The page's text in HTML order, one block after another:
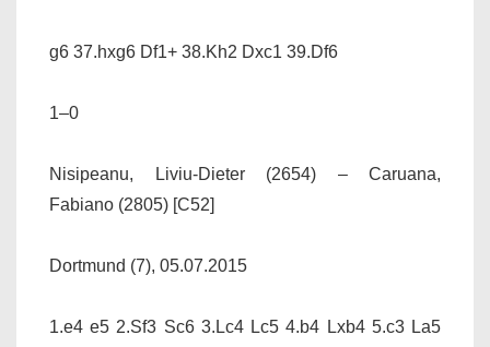
g6 37.hxg6 Df1+ 38.Kh2 Dxc1 39.Df6
1–0
Nisipeanu, Liviu-Dieter (2654) – Caruana,
Fabiano (2805) [C52]
Dortmund (7), 05.07.2015
1.e4 e5 2.Sf3 Sc6 3.Lc4 Lc5 4.b4 Lxb4 5.c3 La5